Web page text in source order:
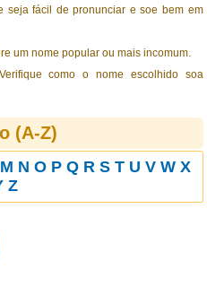
seja fácil de pronunciar e soe bem em
um nome popular ou mais incomum.
como o nome escolhido soa
(A-Z)
M N O P Q R S T U V W X
Z